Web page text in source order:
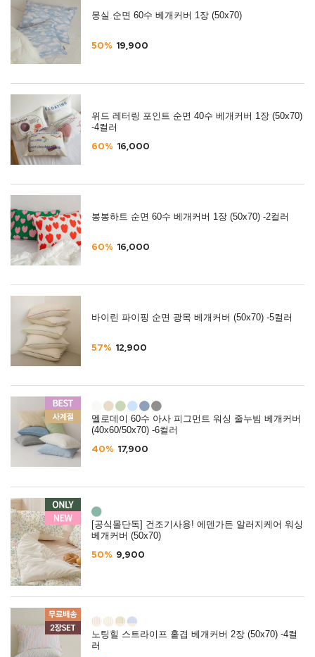
몽실 순면 60수 베개커버 1장 (50x70)
50% 19,900
위드 레터링 포인트 순면 40수 베개커버 1장 (50x70)
-4컬러
60% 16,000
봉봉하트 순면 60수 베개커버 1장 (50x70) -2컬러
60% 16,000
바이린 파이핑 순면 광목 베개커버 (50x70) -5컬러
57% 12,900
멜로데이 60수 아사 피그먼트 워싱 줄누빔 베개커버
(40x60/50x70) -6컬러
40% 17,900
[공식몰단독] 건조기사용! 에덴가든 알러지케어 워싱
베개커버 (50x70)
50% 9,900
노팅힐 스트라이프 홑겹 베개커버 2장 (50x70) -4컬
러